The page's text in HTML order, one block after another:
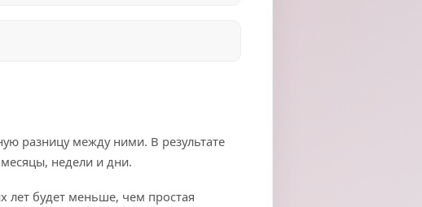
разницу между ними. В результате
недели и дни.
лет будет меньше, чем простая